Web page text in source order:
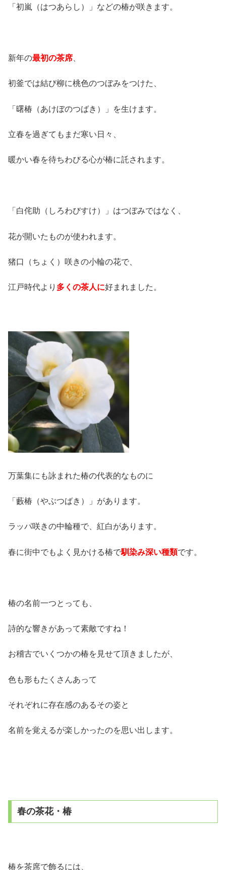
「初嵐（はつあらし）」などの椿が咲きます。
新年の最初の茶席
初釜では結び柳に桃色のつぼみをつけた、
「曙椿（あけぼのつばき）」を生けます。
立春を過ぎてもまだ寒い日々、
暖かい春を待ちわびる心が椿に託されます。
「白侘助（しろわびすけ）」はつぼみではなく、
花が開いたものが使われます。
猪口（ちょく）咲きの小輪の花で、
江戸時代より 多くの茶人に好まれました。
万葉集にも詠まれた椿の代表的なものに
「藪椿（やぶつばき）」があります。
ラッパ咲きの中輪種で、紅白があります。
春に街中でもよく見かける椿で馴染み深い種類です。
椿の名前一つとっても、
詩的な響きがあって素敵ですね！
お稽古でいくつかの椿を見せて頂きましたが、
色も形もたくさんあって
それぞれに存在感のあるその姿と
名前を覚えるが楽しかったのを思い出します。
春の茶花・椿
椿を茶席で飾るには、